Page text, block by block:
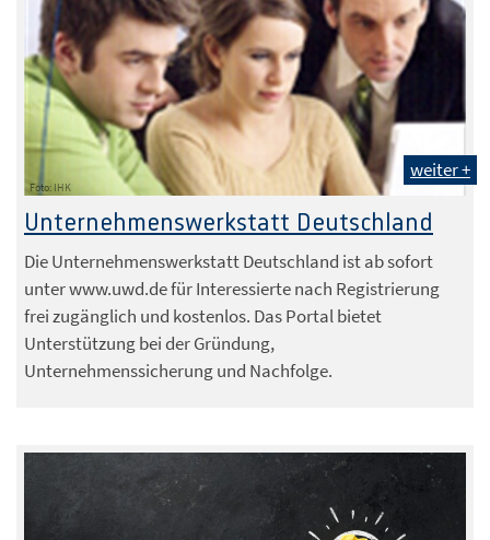
Foto: IHK
weiter +
Unternehmenswerkstatt Deutschland
Die Unternehmenswerkstatt Deutschland ist ab sofort
unter www.uwd.de für Interessierte nach Registrierung
frei zugänglich und kostenlos. Das Portal bietet
Unterstützung bei der Gründung,
Unternehmenssicherung und Nachfolge.